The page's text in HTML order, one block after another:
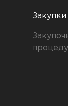
Закупки